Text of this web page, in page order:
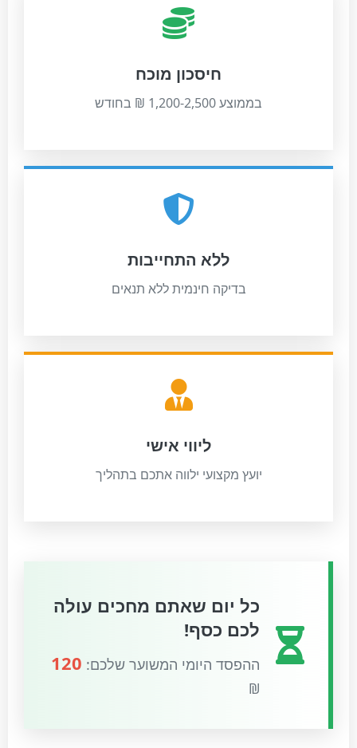
חיסכון מוכח
בממוצע 1,200-2,500 ₪ בחודש
ללא התחייבות
בדיקה חינמית ללא תנאים
ליווי אישי
יועץ מקצועי ילווה אתכם בתהליך
כל יום שאתם מחכים עולה
לכם כסף!
ההפסד היומי המשוער שלכם: 120
₪